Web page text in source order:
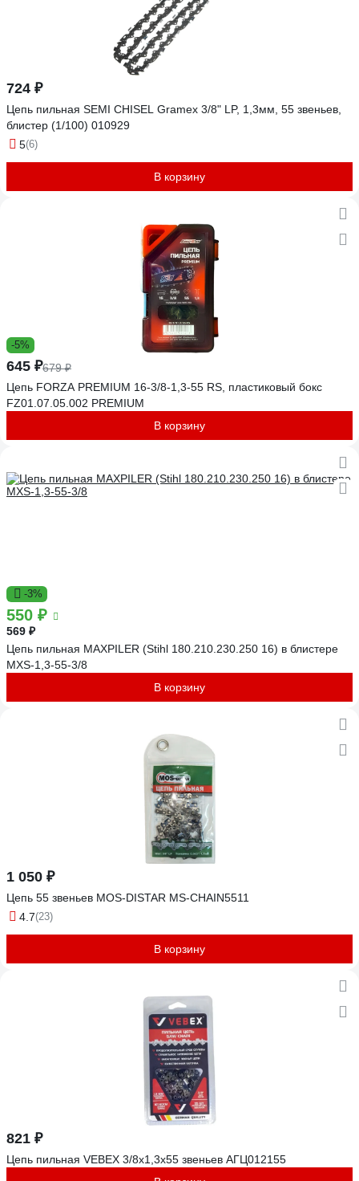
724 ₽
Цепь пильная SEMI CHISEL Gramex 3/8" LP, 1,3мм, 55 звеньев,
блистер (1/100) 010929
5(6)
В корзину
-5%
645 ₽679 ₽
Цепь FORZA PREMIUM 16-3/8-1,3-55 RS, пластиковый бокс
FZ01.07.05.002 PREMIUM
В корзину
-3%
550 ₽
569 ₽
Цепь пильная MAXPILER (Stihl 180.210.230.250 16) в блистере
MXS-1,3-55-3/8
В корзину
1 050 ₽
Цепь 55 звеньев МОS-DISTAR MS-CHAIN5511
4.7(23)
В корзину
821 ₽
Цепь пильная VEBEX 3/8x1,3x55 звеньев АГЦ012155